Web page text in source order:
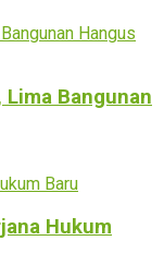
Bangunan
Hukum